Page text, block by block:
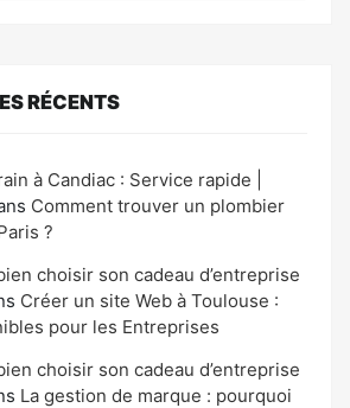
RÉCENTS
à Candiac : Service rapide |
Comment trouver un plombier
?
choisir son cadeau d’entreprise
Créer un site Web à Toulouse :
pour les Entreprises
choisir son cadeau d’entreprise
La gestion de marque : pourquoi